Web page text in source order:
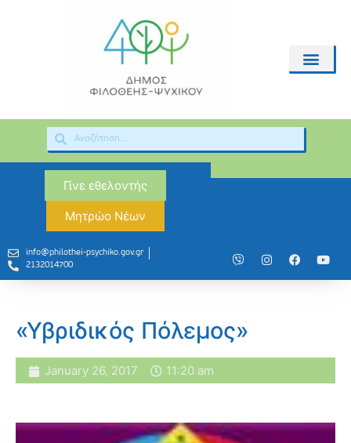
Γίνε εθελοντής
Μητρώο Νέων
info@philothei-psychiko.gov.gr
2132014700
«Υβριδικός Πόλεμος»
January 26, 2017 11:20 am